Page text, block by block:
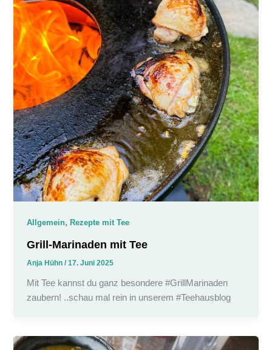
Allgemein,Rezepte mit Tee
Grill-Marinaden mit Tee
Anja Hühn/17. Juni 2025
Mit Tee kannst du ganz besondere #GrillMarinaden
zaubern! ..schau mal rein in unserem #Teehausblog